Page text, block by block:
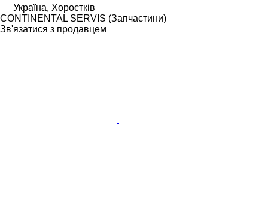
Україна, Хоростків
CONTINENTAL SERVIS (Запчастини)
Зв'язатися з продавцем